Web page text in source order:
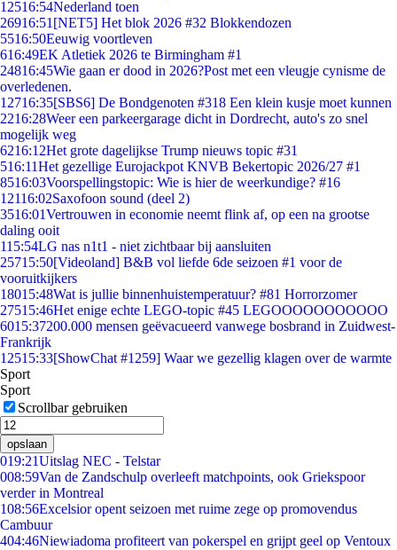
12516:54Nederland toen
26916:51 [NET5] Het blok 2026 #32 Blokkendozen
5516:50Eeuwig voortleven
616:49EK Atletiek 2026 te Birmingham #1
24816:45Wie gaan er dood in 2026?Post met een vleugje cynisme de
overledenen.
12716:35[SBS6] De Bondgenoten #318 Een klein kusje moet kunnen
2216:28Weer een parkeergarage dicht in Dordrecht, auto's zo snel
mogelijk weg
6216:12Het grote dagelijkse Trump nieuws topic #31
516:11Het gezellige Eurojackpot KNVB Bekertopic 2026/27 #1
8516:03Voorspellingstopic: Wie is hier de weerkundige? #16
12116:02Saxofoon sound (deel 2)
3516:01Vertrouwen in economie neemt flink af, op een na grootse
daling ooit
115:54LG nas n1t1 - niet zichtbaar bij aansluiten
25715:50[Videoland] B&B vol liefde 6de seizoen #1 voor de
vooruitkijkers
18015:48Wat is jullie binnenhuistemperatuur? #81 Horrorzomer
27515:46Het enige echte LEGO-topic #45 LEGOOOOOOOOOOO
6015:37200.000 mensen geëvacueerd vanwege bosbrand in Zuidwest-
Frankrijk
12515:33[ShowChat #1259] Waar we gezellig klagen over de warmte
Sport
Sport
Scrollbar gebruiken
opslaan
019:21Uitslag NEC - Telstar
008:59Van de Zandschulp overleeft matchpoints, ook Griekspoor
verder in Montreal
108:56Excelsior opent seizoen met ruime zege op promovendus
Cambuur
404:46Niewiadoma profiteert van pokerspel en grijpt geel op Ventoux